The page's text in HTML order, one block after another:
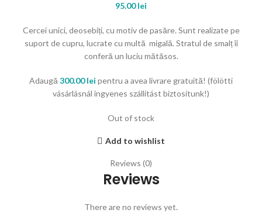
95.00lei
Cercei unici, deosebiți, cu motiv de pasăre. Sunt realizate pe
suport de cupru, lucrate cu multă migală. Stratul de smalț îi
conferă un luciu mătăsos.
Adaugă 300.00lei pentru a avea livrare gratuită! (fölötti
vásárlásnál ingyenes szállítást biztosítunk!)
Out of stock
Add to wishlist
Reviews (0)
Reviews
There are no reviews yet.